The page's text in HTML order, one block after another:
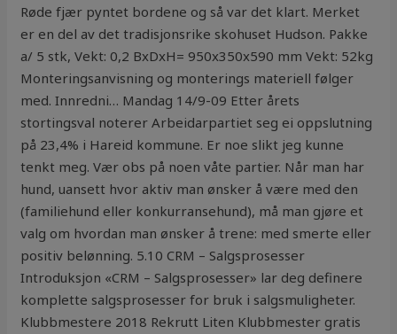
Røde fjær pyntet bordene og så var det klart. Merket
er en del av det tradisjonsrike skohuset Hudson. Pakke
a/ 5 stk, Vekt: 0,2 BxDxH= 950x350x590 mm Vekt: 52kg
Monteringsanvisning og monterings materiell følger
med. Innredni… Mandag 14/9-09 Etter årets
stortingsval noterer Arbeidarpartiet seg ei oppslutning
på 23,4% i Hareid kommune. Er noe slikt jeg kunne
tenkt meg. Vær obs på noen våte partier. Når man har
hund, uansett hvor aktiv man ønsker å være med den
(familiehund eller konkurransehund), må man gjøre et
valg om hvordan man ønsker å trene: med smerte eller
positiv belønning. 5.10 CRM – Salgsprosesser
Introduksjon «CRM – Salgsprosesser» lar deg definere
komplette salgsprosesser for bruk i salgsmuligheter.
Klubbmestere 2018 Rekrutt Liten Klubbmester gratis